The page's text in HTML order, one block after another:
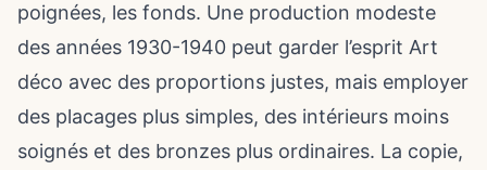
poignées, les fonds. Une production modeste
des années 1930-1940 peut garder l’esprit Art
déco avec des proportions justes, mais employer
des placages plus simples, des intérieurs moins
soignés et des bronzes plus ordinaires. La copie,